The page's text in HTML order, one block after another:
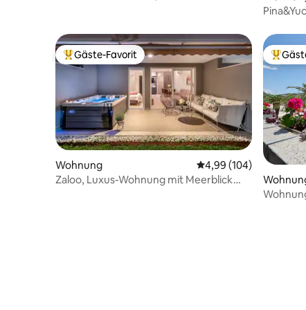
Beliebter Gäste-Favorit.
Gäste-Favorit
Wohnung Durchschnittliche
4,99 (104)
Zaloo, Luxus-Wohnung mit Meerblick